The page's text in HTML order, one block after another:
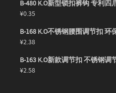
B-480 K.O新型锁扣裤钩 专利
¥0.35
B-168 K.O不锈钢腰围调节扣
¥2.38
B-163 K.O新款调节扣 不锈钢
¥2.58